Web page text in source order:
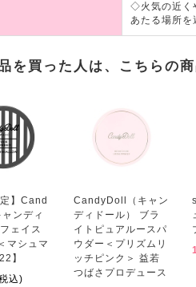
◇火気の近く
あたる場所を
を買った人は、こちらの
定】Cand
ンディ
ェイス
マシュマ
】
込)
CandyDoll（キャン
ディドール） ブラ
イトピュアルースパ
ウダー＜プリズムリ
ッチピンク＞ 益若
つばさプロデュース